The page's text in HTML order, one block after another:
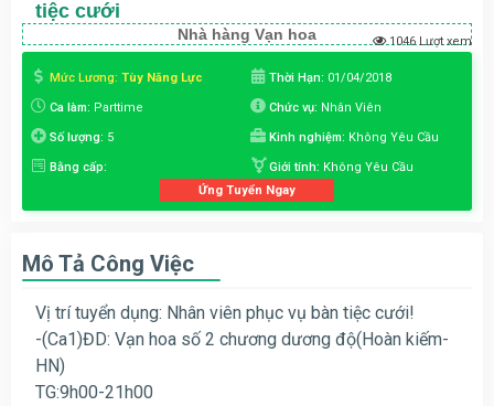
tiệc cưới
Nhà hàng Vạn hoa 1046 Lượt xem
Mức Lương: Tùy Năng Lực Thời Hạn: 01/04/2018
Ca làm: Parttime Chức vụ: Nhân Viên
Số lượng: 5 Kinh nghiệm: Không Yêu Cầu
Bằng cấp: Giới tính: Không Yêu Cầu
Ứng Tuyển Ngay
Mô Tả Công Việc
Vị trí tuyển dụng: Nhân viên phục vụ bàn tiệc cưới!
-(Ca1)ĐD: Vạn hoa số 2 chương dương độ(Hoàn kiếm-
HN)
TG:9h00-21h00